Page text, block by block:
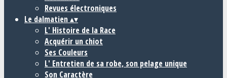
Revues électroniques
Le dalmatien▴▾
L' Histoire de la Race
Acquérir un chiot
Ses Couleurs
L' Entretien de sa robe, son pelage unique
Son Caractère